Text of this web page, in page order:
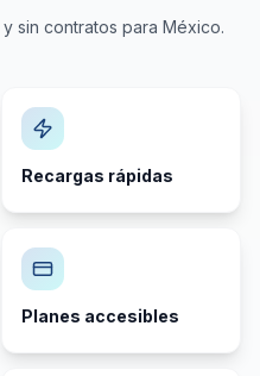
sin contratos para México.
Recargas rápidas
Planes accesibles